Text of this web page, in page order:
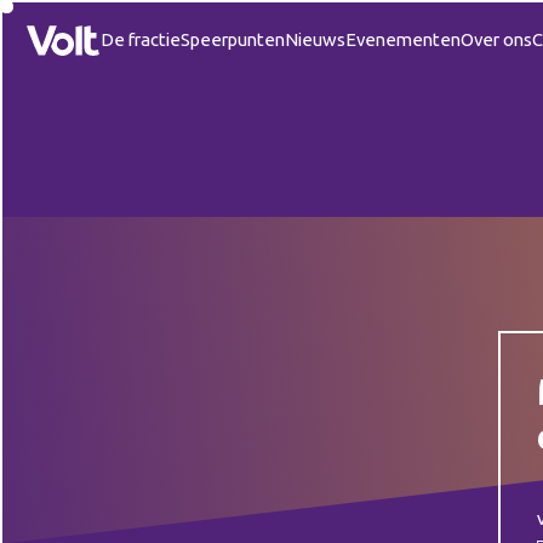
De fractieSpeerpuntenNieuwsEvenementenOver ons